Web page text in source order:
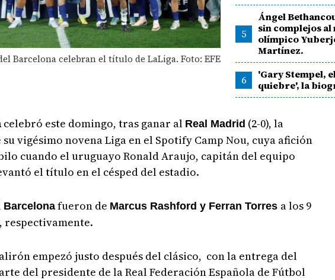
Barcelona celebran el título de LaLiga. Foto: EFE
5
Ángel
sin complejos
olímpico
Martínez.
6
'Gary Stempel,
quiebre', la
celebró este domingo, tras ganar al Real Madrid (2-0), la
vigésimo novena Liga en el Spotify Camp Nou, cuya afición
cuando el uruguayo Ronald Araujo, capitán del equipo
el título en el césped del estadio.
Barcelonafueron de Marcus Rashford y Ferran Torres a los 9
respectivamente.
empezó justo después del clásico, con la entrega del
del presidente de la Real Federación Española de Fútbol